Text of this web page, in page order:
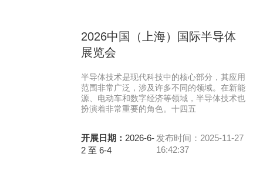
2026中国（上海）国际半导体
展览会
半导体技术是现代科技中的核心部分，其应用
范围非常广泛，涉及许多不同的领域。在新能
源、电动车和数字经济等领域，半导体技术也
扮演着非常重要的角色。十四五
开展日期： 2026-6-
2 至 6-4
发布时间：2025-11-27
16:42:37